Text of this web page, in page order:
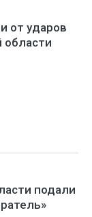
от ударов
подали